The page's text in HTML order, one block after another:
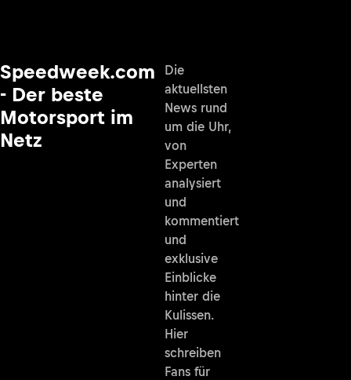
Speedweek.com
- Der beste
Motorsport im
Netz
Die
aktuellsten
News rund
um die Uhr,
von
Experten
analysiert
und
kommentiert
und
exklusive
Einblicke
hinter die
Kulissen.
Hier
schreiben
Fans für